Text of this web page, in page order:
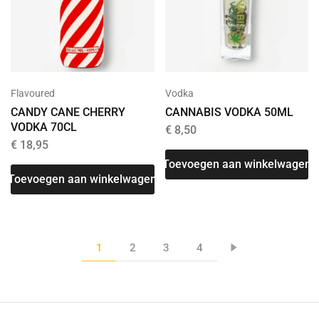
Flavoured
CANDY CANE CHERRY
VODKA 70CL
€ 18,95
Toevoegen aan winkelwagen
Vodka
CANNABIS VODKA 50ML
€8,50
Toevoegen aan winkelwagen
1 2 3 4